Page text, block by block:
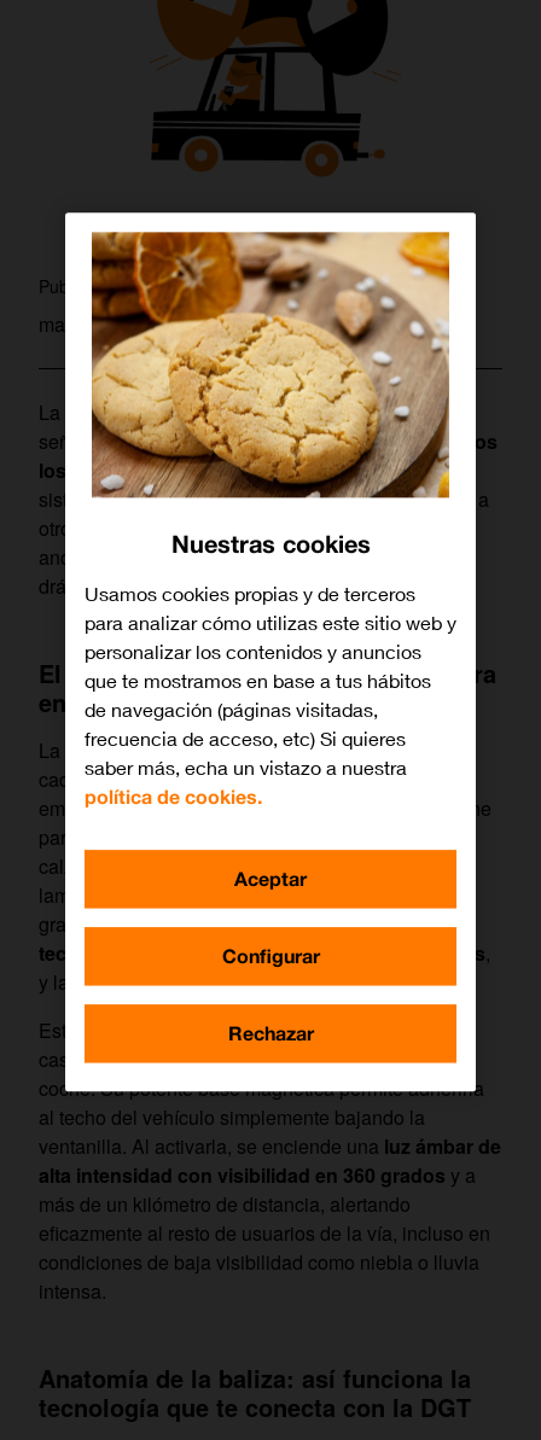
Publicado porsergioa
mayo 14, 2026
La baliza V16 conectadaes el dispositivo de
señalización de emergenciasobligatorio para todos
los vehículos, sustituyendo a los triángulos. Este
sistema no solo emite una potente luz para advertir a
otros conductores, sino que comunica tu posición
anónimamente a la DGT 3.0, mejorando
drásticamente tu seguridad y la gestión del tráfico.
El adiós a los triángulos: una nueva era
en la seguridad vial
La Dirección General de Tráfico puso fecha de
caducidad a los tradicionales triángulos de
emergencia. El motivo es claro: el riesgo que supone
para los conductores bajarse del vehículo en plena
calzada para colocarlos, una situación que,
lamentablemente, causa numerosos accidentes
graves cada año.Desde Orange, creemos que la
tecnología debe estar al servicio de las personas,
y la baliza V16 es el ejemplo perfecto.
Este nuevo dispositivo está diseñado para que, en
caso de avería o accidente, no tengas que salir del
coche. Su potente base magnética permite adherirla
al techo del vehículo simplemente bajando la
ventanilla. Al activarla, se enciende una luz ámbar de
alta intensidad con visibilidad en 360 grados y a
más de un kilómetro de distancia, alertando
eficazmente al resto de usuarios de la vía, incluso en
condiciones de baja visibilidad como niebla o lluvia
intensa.
Anatomía de la baliza: así funciona la
tecnología que te conecta con la DGT
Nuestras cookies
Usamos cookies propias y de terceros
para analizar cómo utilizas este sitio web y
personalizar los contenidos y anuncios
que te mostramos en base a tus hábitos
de navegación (páginas visitadas,
frecuencia de acceso, etc) Si quieres
saber más, echa un vistazo a nuestra
política de cookies.
Configurar
Rechazar
Aceptar